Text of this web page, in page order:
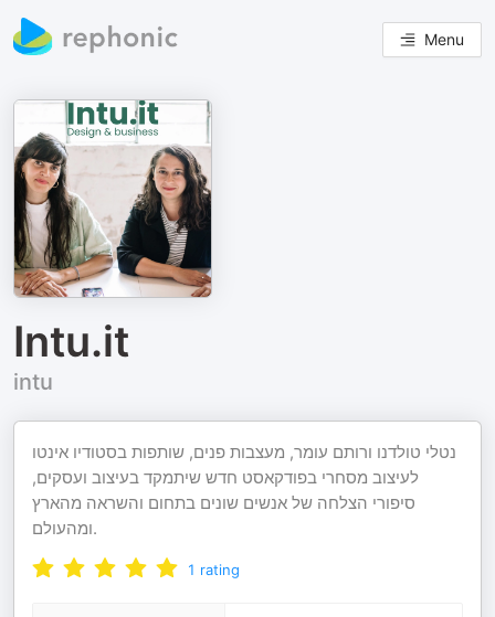
Menu
Intu.it
intu
נטלי טולדנו ורותם עומר, מעצבות פנים, שותפות בסטודיו אינטו
לעיצוב מסחרי בפודקאסט חדש שיתמקד בעיצוב ועסקים,
סיפורי הצלחה של אנשים שונים בתחום והשראה מהארץ
ומהעולם.
1 rating